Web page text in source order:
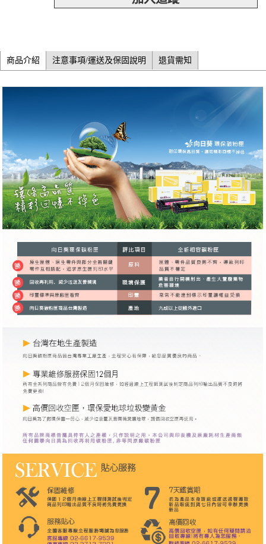
商品介紹 注意事項/運送及保固說明 退貨需知